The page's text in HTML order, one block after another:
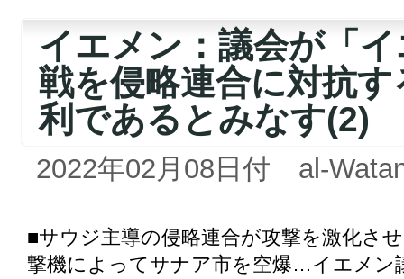
イエメン：議会が「
戦を侵略連合に対抗
利であるとみなす(2)
2022年02月08日付 al-
■サウジ主導の侵略連合が攻撃を激化さ
撃機によってサナア市を空爆…イエメン